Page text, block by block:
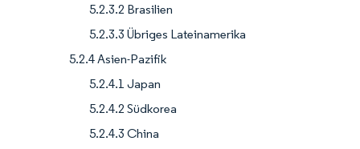
5.2.3.2 Brasilien
5.2.3.3 Übriges Lateinamerika
5.2.4 Asien-Pazifik
5.2.4.1 Japan
5.2.4.2 Südkorea
5.2.4.3 China